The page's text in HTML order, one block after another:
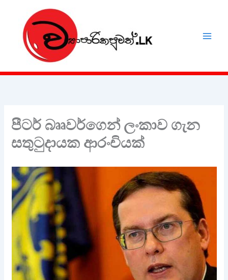
content
පීටර් බෘෘවර්ගෙන් ලංකාව ගැන
සතුටුදායක ආරංචියක්